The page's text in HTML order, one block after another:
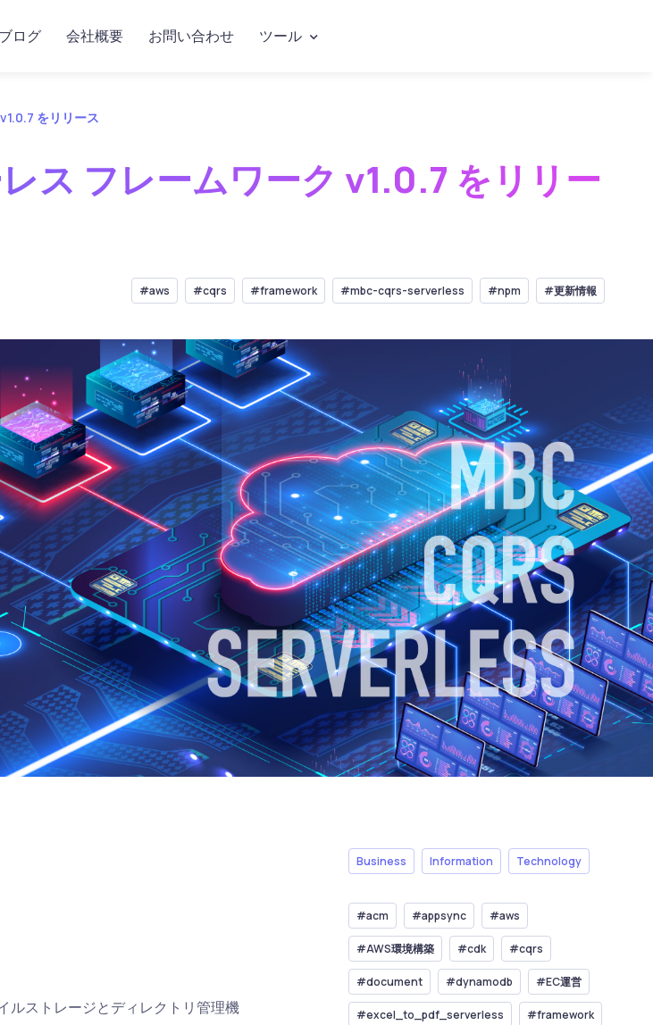
ブログ 会社概要 お問い合わせ ツール
をリリース
ス フレームワーク v1.0.7 をリリー
#aws #cqrs #framework #mbc-cqrs-serverless #npm #更新情報
ルストレージとディレクトリ管理機
Business Information Technology
#acm #appsync #aws
#AWS環境構築 #cdk #cqrs
#document #dynamodb #EC運営
#excel_to_pdf_serverless #framework